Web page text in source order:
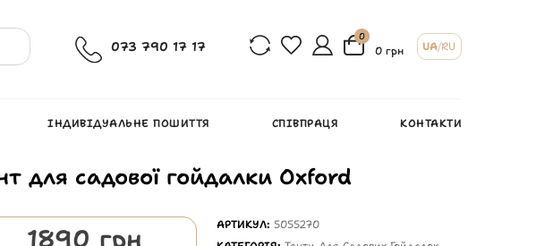
073 790 17 17
0
0 грн UA/RU
ІНДИВІДУАЛЬНЕ ПОШИТТЯ СПІВПРАЦЯ КОНТАКТИ
для садової гойдалки Oxford
1890 грн АРТИКУЛ: 5055270